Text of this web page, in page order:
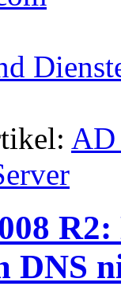
AD
DNS